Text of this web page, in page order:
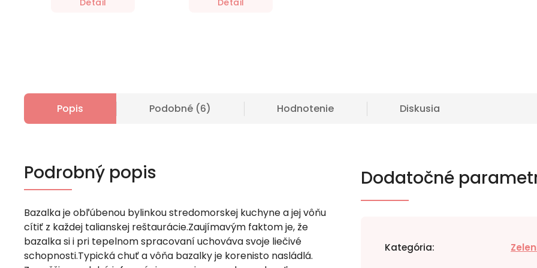
Popis Podobné (6) Hodnotenie Diskusia
Podrobný popis
Bazalka je obľúbenou bylinkou stredomorskej kuchyne a jej vôňu
cítiť z každej talianskej reštaurácie.Zaujímavým faktom je, že
bazalka si i pri tepelnom spracovaní uchováva svoje liečivé
schopnosti.Typická chuť a vôňa bazalky je korenisto nasládlá.
Dodatočné
Kategória: